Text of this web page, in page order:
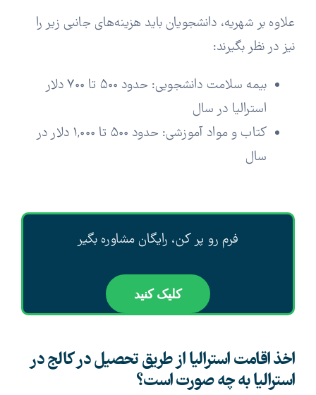
علاوه بر شهریه، دانشجویان باید هزینه‌های جانبی زیر را
نیز در نظر بگیرند:
بیمه سلامت دانشجویی: حدود ۵۰۰ تا ۷۰۰ دلار
استرالیا در سال
کتاب و مواد آموزشی: حدود ۵۰۰ تا ۱,۰۰۰ دلار در
سال
فرم رو پر کن، رایگان مشاوره بگیر
کلیک کنید
اخذ اقامت استرالیا از طریق تحصیل در کالج در
استرالیا به چه صورت است؟